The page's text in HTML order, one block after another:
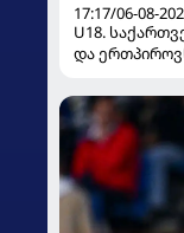
17:17/06-08-
U18.
და